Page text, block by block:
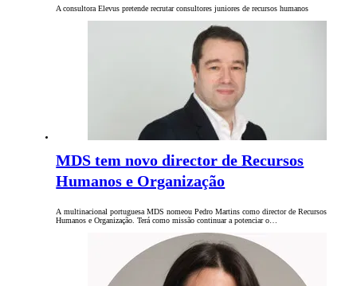
A consultora Elevus pretende recrutar consultores juniores de recursos humanos
MDS tem novo director de Recursos
Humanos e Organização
A multinacional portuguesa MDS nomeou Pedro Martins como director de Recursos
Humanos e Organização. Terá como missão continuar a potenciar o…